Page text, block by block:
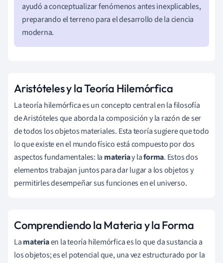
ayudó a conceptualizar fenómenos antes inexplicables,
preparando el terreno para el desarrollo de la ciencia
moderna.
Aristóteles y la Teoría Hilemórfica
La teoría hilemórfica es un concepto central en la filosofía
de Aristóteles que aborda la composición y la razón de ser
de todos los objetos materiales. Esta teoría sugiere que todo
lo que existe en el mundo físico está compuesto por dos
aspectos fundamentales: la materiay laforma. Estos dos
elementos trabajan juntos para dar lugar a los objetos y
permitirles desempeñar sus funciones en el universo.
Comprendiendo la Materia y la Forma
Lamateriaen la teoría hilemórfica es lo que da sustancia a
los objetos; es el potencial que, una vez estructurado por la